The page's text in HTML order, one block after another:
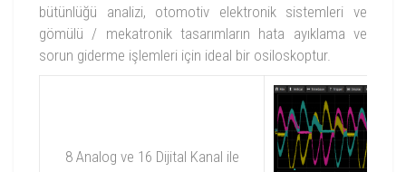
bütünlüğü analizi, otomotiv elektronik sistemleri ve
gömülü / mekatronik tasarımların hata ayıklama ve
sorun giderme işlemleri için ideal bir osiloskoptur.
8 Analog ve 16 Dijital Kanal ile